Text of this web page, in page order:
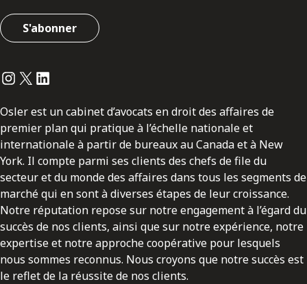
S'abonner
Instagram
Twitter
LinkedIn
Osler est un cabinet d’avocats en droit des affaires de
premier plan qui pratique à l’échelle nationale et
internationale à partir de bureaux au Canada et à New
York. Il compte parmi ses clients des chefs de file du
secteur et du monde des affaires dans tous les segments de
marché qui en sont à diverses étapes de leur croissance.
Notre réputation repose sur notre engagement à l’égard du
succès de nos clients, ainsi que sur notre expérience, notre
expertise et notre approche coopérative pour lesquels
nous sommes reconnus. Nous croyons que notre succès est
le reflet de la réussite de nos clients.